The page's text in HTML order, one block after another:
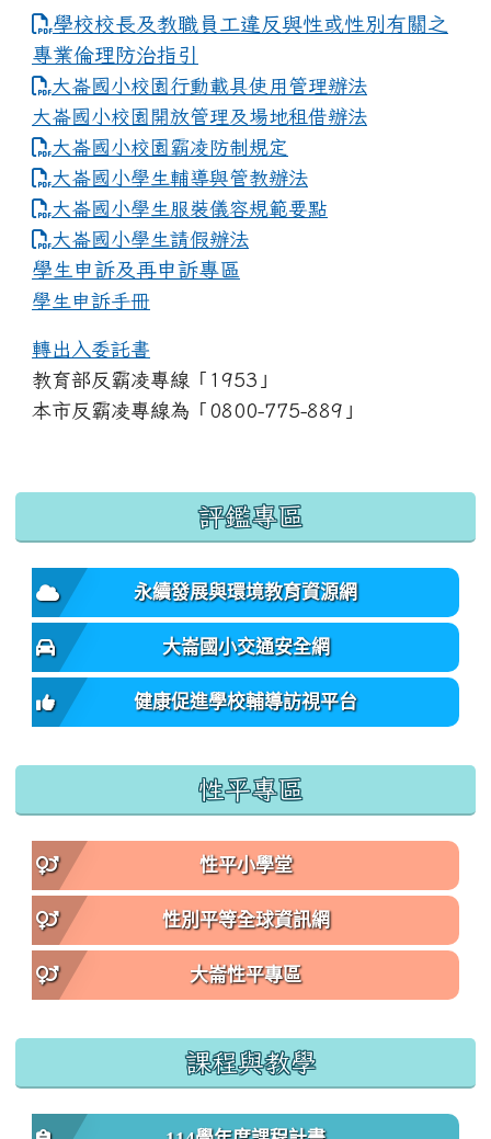
學校校長及教職員工違反與性或性別有關之
專業倫理防治指引
大崙國小校園行動載具使用管理辦法
大崙國小校園開放管理及場地租借辦法
大崙國小校園霸凌防制規定
大崙國小學生輔導與管教辦法
大崙國小學生服裝儀容規範要點
link to https://www.dles.tyc.edu.tw/uploads/
大崙國小學生請假辦法
學生申訴及再申訴專區
學生申訴手冊
轉出入委託書
教育部反霸凌專線「1953」
本市反霸凌專線為「0800-775-889」
:::
評鑑專區
永續發展與環境教育資源網
大崙國小交通安全網
健康促進學校輔導訪視平台
性平專區
性平小學堂
性別平等全球資訊網
大崙性平專區
課程與教學